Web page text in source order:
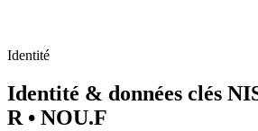
Identité
Identité & données clés
R • NOU.F